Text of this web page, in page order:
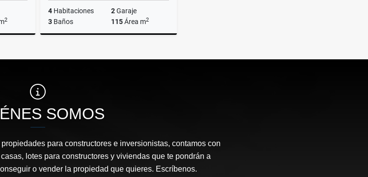
2
4 Habitaciones 2Garaje
3 Baños 115Área m2
$970.000.000
SOMOS
para constructores e inversionistas, contamos con
lotes para constructores y viviendas que te pondrán a
o vender la propiedad que quieres. Escríbenos.